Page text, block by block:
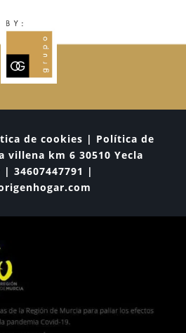
de cookies | Política de
villena km 6 30510 Yecla
| 34607447791 |